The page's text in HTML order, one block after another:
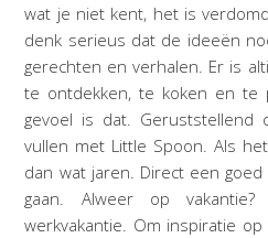
wat je niet kent, het is
denk serieus dat de ideeën
gerechten en verhalen. Er is
te ontdekken, te koken en te
gevoel is dat. Geruststellend
vullen met Little Spoon. Als
dan wat jaren. Direct een
gaan. Alweer op
werkvakantie. Om inspiratie